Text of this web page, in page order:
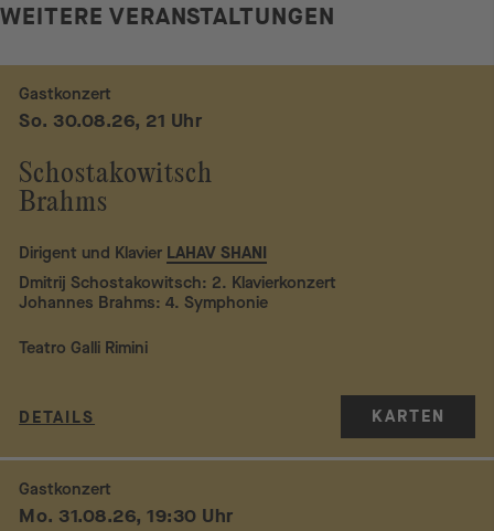
WEITERE VERANSTALTUNGEN
Schostakowitsch
Brahms
Gastkonzert
So. 30.08.26, 21 Uhr
Dirigent und Klavier LAHAV SHANI
Dmitrij Schostakowitsch: 2. Klavierkonzert
Johannes Brahms: 4. Symphonie
Teatro Galli Rimini
DETAILS KARTEN
Gastkonzert
Mo. 31.08.26, 19:30 Uhr